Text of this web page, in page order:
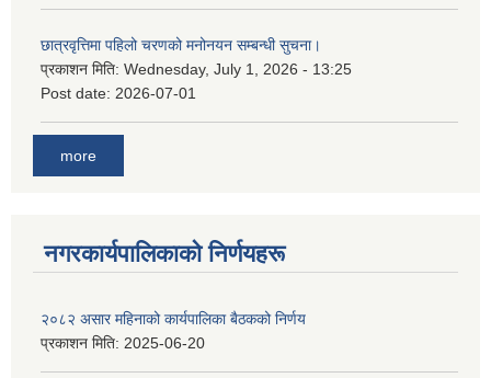
छात्रवृत्तिमा पहिलो चरणको मनोनयन सम्बन्धी सुचना।
प्रकाशन मिति: Wednesday, July 1, 2026 - 13:25
Post date: 2026-07-01
more
नगरकार्यपालिकाकाे निर्णयहरू
२०८२ असार महिनाको कार्यपालिका बैठकको निर्णय
प्रकाशन मिति: 2025-06-20